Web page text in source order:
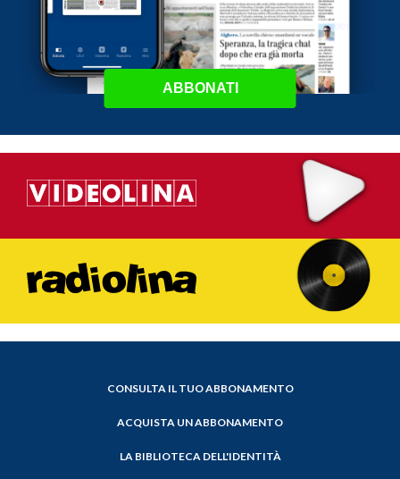
ABBONATI
CONSULTA IL TUO ABBONAMENTO
ACQUISTA UN ABBONAMENTO
LA BIBLIOTECA DELL'IDENTITÀ